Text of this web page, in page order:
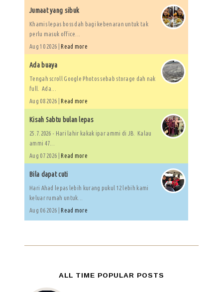
Jumaat yang sibuk
Khamis lepas boss dah bagi kebenaran untuk tak
perlu masuk office...
Aug 10 2026 | Read more
Ada buaya
Tengah scroll Google Photos sebab storage dah nak
full. Ada...
Aug 08 2026 | Read more
Kisah Sabtu bulan lepas
25.7.2026 - Hari lahir kakak ipar ammi di JB. Kalau
ammi 47...
Aug 07 2026 | Read more
Bila dapat cuti
Hari Ahad lepas lebih kurang pukul 12 lebih kami
keluar rumah untuk...
Aug 06 2026 | Read more
ALL TIME POPULAR POSTS